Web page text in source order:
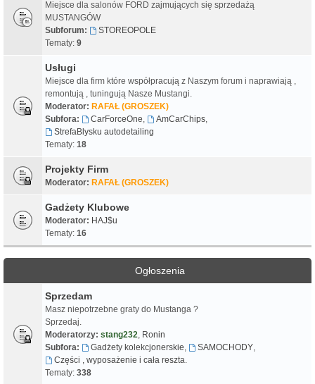
Miejsce dla salonów FORD zajmujących się sprzedażą
MUSTANGÓW
Subforum:
STOREOPOLE
Tematy: 9
Usługi
Miejsce dla firm które współpracują z Naszym forum i naprawiają ,
remontują , tuningują Nasze Mustangi.
Moderator: RAFAŁ (GROSZEK)
Subfora:
CarForceOne, AmCarChips,
StrefaBlysku autodetailing
Tematy: 18
Projekty Firm
Moderator: RAFAŁ (GROSZEK)
Gadżety Klubowe
Moderator: HAJ$u
Tematy: 16
Ogłoszenia
Sprzedam
Masz niepotrzebne graty do Mustanga ?
Sprzedaj.
Moderatorzy: stang232, Ronin
Subfora:
Gadżety kolekcjonerskie, SAMOCHODY,
Części , wyposażenie i cała reszta.
Tematy: 338